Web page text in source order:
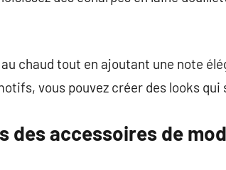
chaud tout en ajoutant une note
vous pouvez créer des looks
des accessoires de